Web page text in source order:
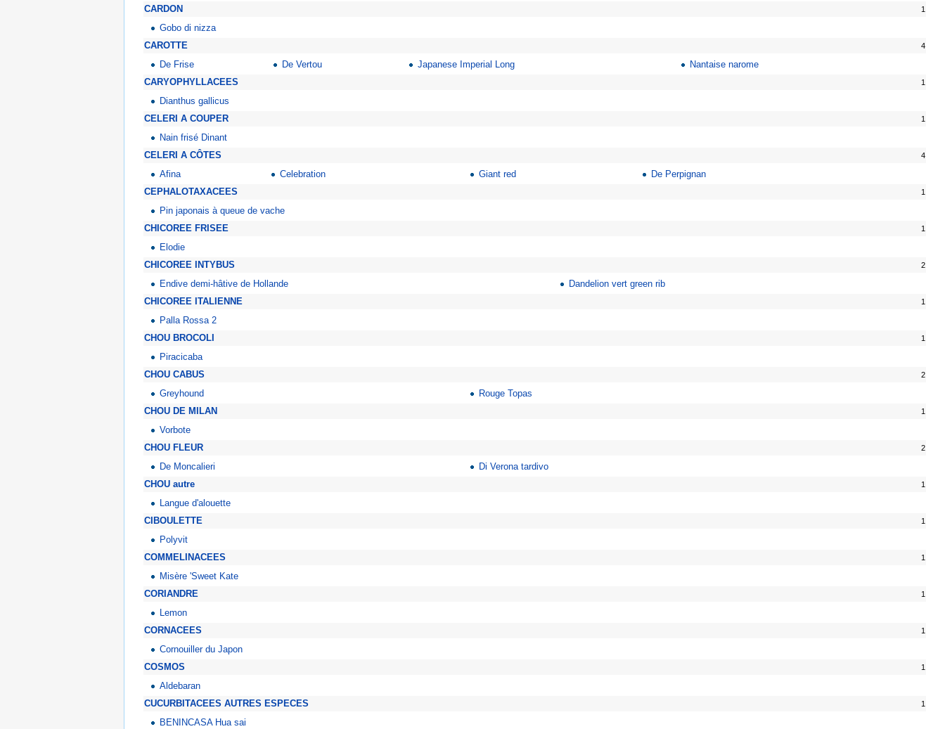
CARDON
1
Gobo di nizza
CAROTTE
4
De Frise De Vertou Japanese Imperial Long
Nantaise narome
CARYOPHYLLACEES
1
Dianthus gallicus
CELERI A COUPER
1
Nain frisé Dinant
CELERI A CÔTES
4
Afina Celebration Giant red
De Perpignan
CEPHALOTAXACEES
1
Pin japonais à queue de vache
CHICOREE FRISEE
1
Elodie
CHICOREE INTYBUS
2
Endive demi-hâtive de Hollande
Dandelion vert green rib
CHICOREE ITALIENNE
1
Palla Rossa 2
CHOU BROCOLI
1
Piracicaba
CHOU CABUS
2
Greyhound
Rouge Topas
CHOU DE MILAN
1
Vorbote
CHOU FLEUR
2
De Moncalieri
Di Verona tardivo
CHOU autre
1
Langue d'alouette
CIBOULETTE
1
Polyvit
COMMELINACEES
1
Misère 'Sweet Kate
CORIANDRE
1
Lemon
CORNACEES
1
Cornouiller du Japon
COSMOS
1
Aldebaran
CUCURBITACEES AUTRES ESPECES
1
BENINCASA Hua sai